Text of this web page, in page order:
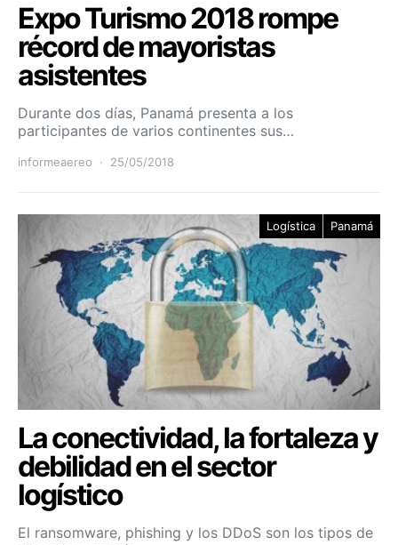
Expo Turismo 2018 rompe
récord de mayoristas
asistentes
Durante dos días, Panamá presenta a los
participantes de varios continentes sus…
informeaereo 25/05/2018
Logística Panamá
La conectividad, la fortaleza y
debilidad en el sector
logístico
El ransomware, phishing y los DDoS son los tipos de